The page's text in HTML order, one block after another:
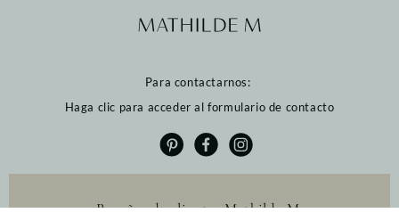
Para contactarnos:
Haga clic para acceder al formulario de contacto
Reseñas de clientes Mathilde M.